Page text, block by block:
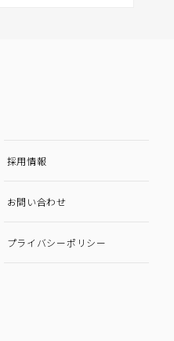
採用情報
お問い合わせ
プライバシーポリシー